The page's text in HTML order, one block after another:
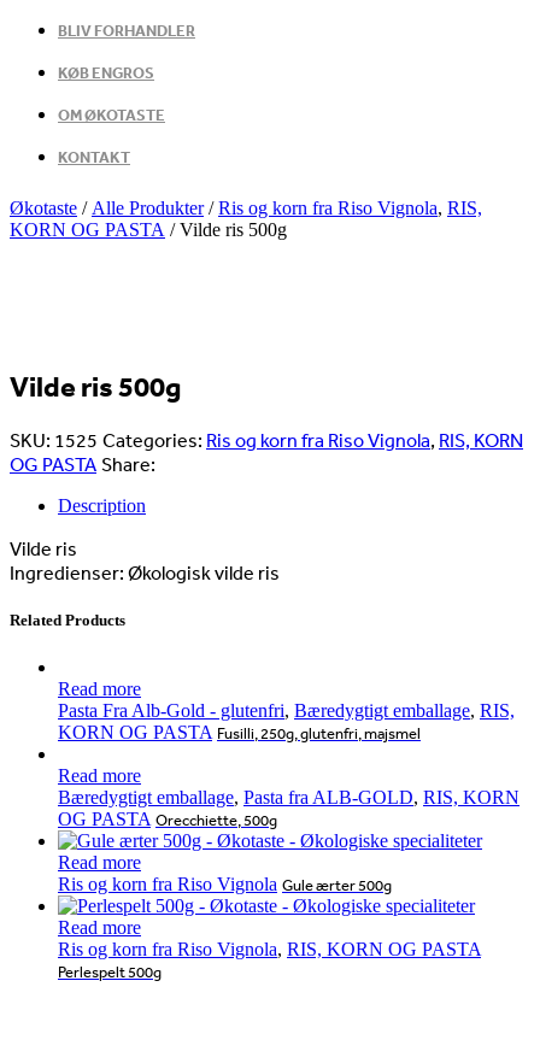
BLIV FORHANDLER
KØB ENGROS
OM ØKOTASTE
KONTAKT
Økotaste / Alle Produkter/Ris og korn fra Riso Vignola, RIS,
KORN OG PASTA /Vilde ris 500g
Vilde ris 500g
SKU: 1525 Categories: Ris og korn fra Riso Vignola, RIS, KORN
OG PASTA Share:
Description
Vilde ris
Ingredienser: Økologisk vilde ris
Related Products
Read more
Pasta Fra Alb-Gold - glutenfri, Bæredygtigt emballage, RIS,
KORN OG PASTA Fusilli, 250g, glutenfri, majsmel
Read more
Bæredygtigt emballage, Pasta fra ALB-GOLD, RIS, KORN
OG PASTA Orecchiette, 500g
Read more
Ris og korn fra Riso Vignola Gule ærter 500g
Read more
Ris og korn fra Riso Vignola, RIS, KORN OG PASTA
Perlespelt 500g